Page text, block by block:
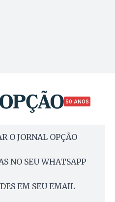
50 ANOS
O JORNAL OPÇÃO
NO SEU WHATSAPP
EM SEU EMAIL